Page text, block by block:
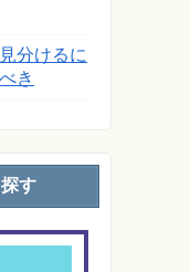
分けるに
き
す